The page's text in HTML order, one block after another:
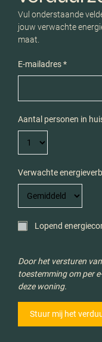
Vul onderstaande
jouw verwachte
maat.
E-mailadres *
Aantal personen in
Verwachte
Lopend
Door het versturen
toestemming om per
deze woning.